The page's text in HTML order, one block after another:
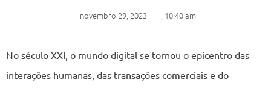
novembro 29, 2023 , 10:40 am
No século XXI, o mundo digital se tornou o epicentro das
interações humanas, das transações comerciais e do